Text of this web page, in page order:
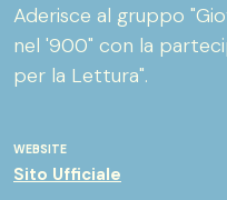
WEBSITE
Sito Ufficiale
Aderisce al gruppo
nel '900" con la
per la Lettura".